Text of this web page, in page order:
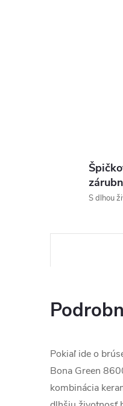
S dlhou
Pokiaľ ide o
Bona Green
kombinácia